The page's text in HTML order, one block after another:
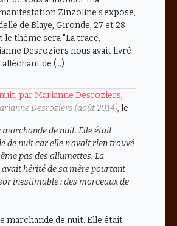
Zinzoline s'expose,
de Blaye, Gironde, 27 et 28
le thème sera "La trace,
Desroziers nous avait livré
de (…)
par Marianne Desroziers,
Desroziers (août 2014), le
de nuit. Elle était
de nuit car elle n’avait rien trouvé
pas des allumettes. La
hérité de sa mère pourtant
inestimable : des morceaux de
marchande de nuit. Elle était